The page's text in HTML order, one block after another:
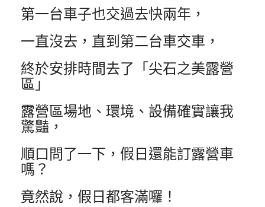
第一台車子也交過去快兩年，
一直沒去，直到第二台車交車，
終於安排時間去了「尖石之美露營
區」
露營區場地、環境、設備確實讓我
驚豔，
順口問了一下，假日還能訂露營車
嗎？
竟然說，假日都客滿囉！